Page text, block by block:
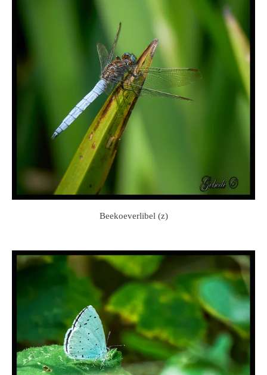
Beekoeverlibel (z)